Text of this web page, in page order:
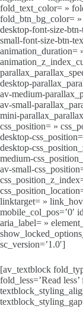
fold_text_color= »
fold_btn_bg_color=
desktop-font-size-
small-font-size-btn-
animation_duration=
desktop-
av-medium-
av-small-
mini-
css_position= »
desktop-
desktop-
medium-
av-small-
linktarget= »
mobile_col_pos=’0′
aria_label= »
sc_version=’1.0′]
[av_textblock
fold_less=’Read